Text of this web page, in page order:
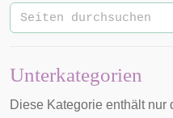
Unterkategorien
Diese Kategorie enthält nur